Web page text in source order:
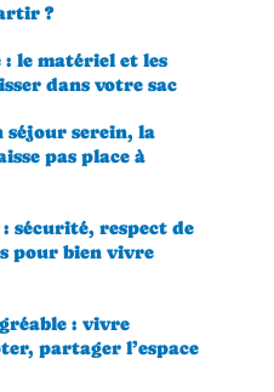
?
le matériel et les
dans votre sac
serein, la
pas place à
sécurité, respect de
pour bien vivre
: vivre
partager l’espace